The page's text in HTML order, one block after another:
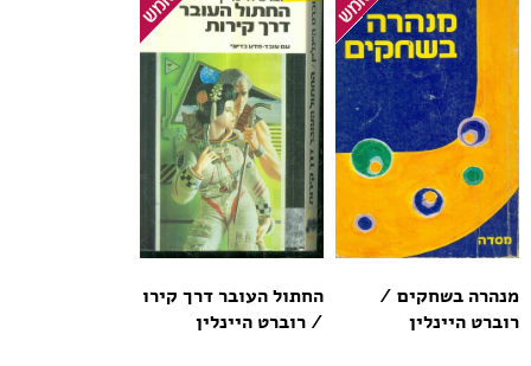
מנהרה בשחקים /
רוברט היינלין
החתול העובר דרך קירו
/ רוברט היינלין